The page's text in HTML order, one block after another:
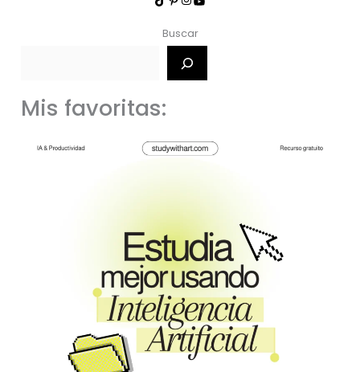
Buscar
Mis favoritas: